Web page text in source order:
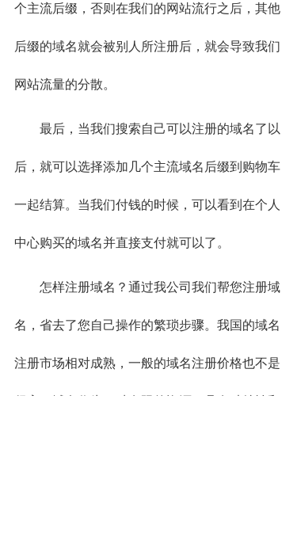
个主流后缀，否则在我们的网站流行之后，其他
后缀的域名就会被别人所注册后，就会导致我们
网站流量的分散。
最后，当我们搜索自己可以注册的域名了以
后，就可以选择添加几个主流域名后缀到购物车
一起结算。当我们付钱的时候，可以看到在个人
中心购买的域名并直接支付就可以了。
怎样注册域名？通过我公司我们帮您注册域
名，省去了您自己操作的繁琐步骤。我国的域名
注册市场相对成熟，一般的域名注册价格也不是